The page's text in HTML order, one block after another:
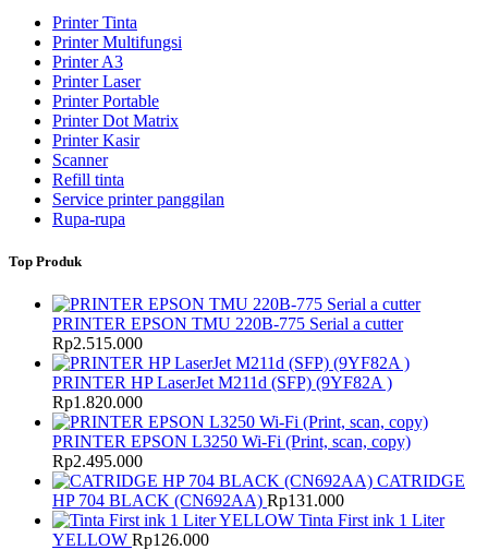
Printer Tinta
Printer Multifungsi
Printer A3
Printer Laser
Printer Portable
Printer Dot Matrix
Printer Kasir
Scanner
Refill tinta
Service printer panggilan
Rupa-rupa
Top Produk
PRINTER EPSON TMU 220B-775 Serial a cutter
Rp2.515.000
PRINTER HP LaserJet M211d (SFP) (9YF82A )
Rp1.820.000
PRINTER EPSON L3250 Wi-Fi (Print, scan, copy)
Rp2.495.000
CATRIDGE
HP 704 BLACK (CN692AA) Rp131.000
Tinta First ink 1 Liter
YELLOW Rp126.000